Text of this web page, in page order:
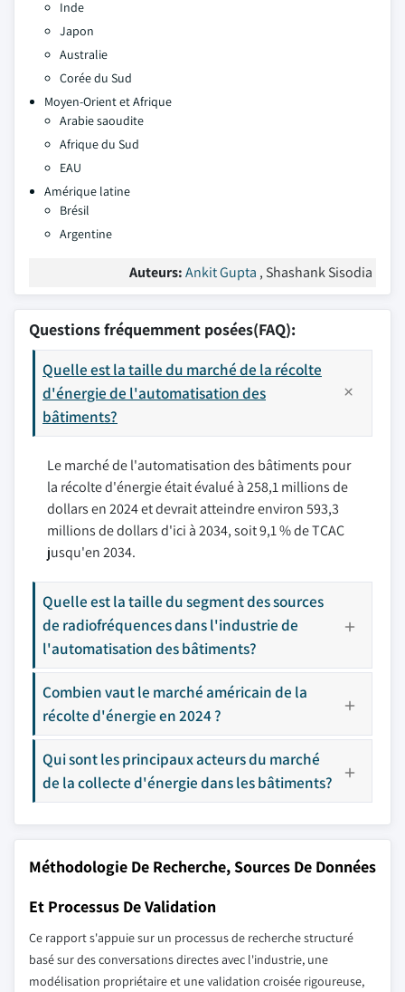
Inde
Japon
Australie
Corée du Sud
Moyen-Orient et Afrique
Arabie saoudite
Afrique du Sud
EAU
Amérique latine
Brésil
Argentine
Auteurs:Ankit Gupta , Shashank Sisodia
Questions fréquemment posées(FAQ):
Quelle est la taille du marché de la récolte
d'énergie de l'automatisation des
bâtiments?
Le marché de l'automatisation des bâtiments pour
la récolte d'énergie était évalué à 258,1 millions de
dollars en 2024 et devrait atteindre environ 593,3
millions de dollars d'ici à 2034, soit 9,1 % de TCAC
jusqu'en 2034.
Quelle est la taille du segment des sources
de radiofréquences dans l'industrie de
l'automatisation des bâtiments?
Combien vaut le marché américain de la
récolte d'énergie en 2024 ?
Qui sont les principaux acteurs du marché
de la collecte d'énergie dans les bâtiments?
Méthodologie De Recherche, Sources De Données
Et Processus De Validation
Ce rapport s'appuie sur un processus de recherche structuré
basé sur des conversations directes avec l'industrie, une
modélisation propriétaire et une validation croisée rigoureuse,